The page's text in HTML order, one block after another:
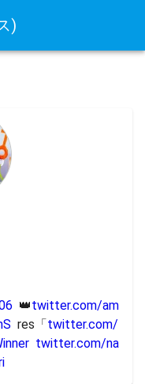
)
  👑
twitter.com/am
  res「
twitter.com/
twitter.com/na